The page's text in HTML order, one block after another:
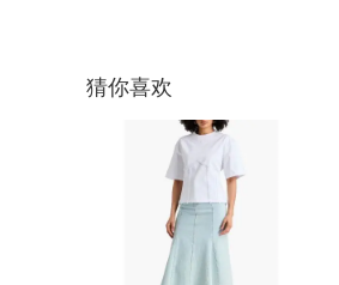
猜你喜欢